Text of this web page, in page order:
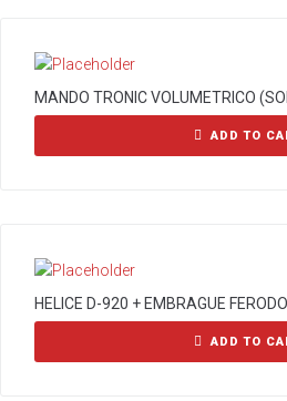
MANDO TRONIC VOLUMETRICO
ADD TO
HELICE D-920 + EMBRAGUE
ADD TO